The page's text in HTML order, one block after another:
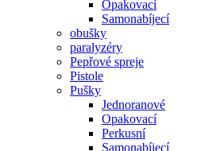
Opakovací
Samonabíjecí
obušky
paralyzéry
Pepřové spreje
Pistole
Pušky
Jednoranové
Opakovací
Perkusní
Samonabíjecí